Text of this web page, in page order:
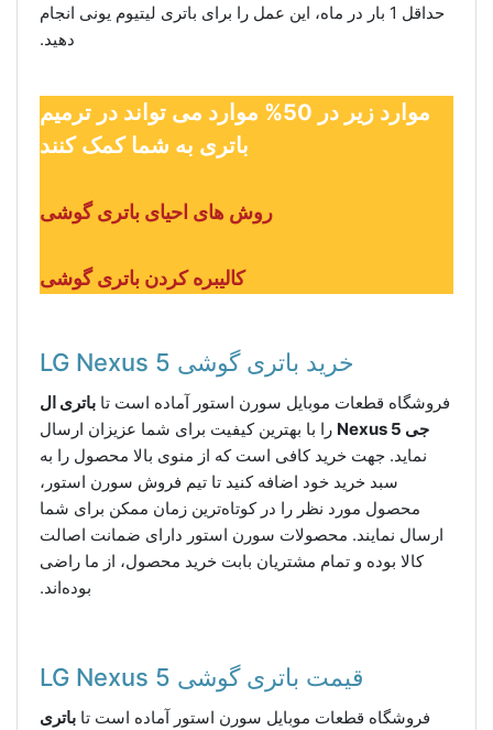
حداقل 1 بار در ماه، این عمل را برای باتری لیتیوم یونی انجام
دهید.
موارد زیر در 50% موارد می تواند در ترمیم
باتری به شما کمک کنند
روش های احیای باتری گوشی
کالیبره کردن باتری گوشی
خرید باتری گوشی LG Nexus 5
فروشگاه قطعات موبایل سورن استور آماده است تا باتری ال
جی Nexus 5
را با بهترین کیفیت برای شما عزیزان ارسال
نماید. جهت خرید کافی است که از منوی بالا محصول را به
سبد خرید خود اضافه کنید تا تیم فروش سورن استور،
محصول مورد نظر را در کوتاه‌ترین زمان ممکن برای شما
ارسال نمایند. محصولات سورن استور دارای ضمانت اصالت
کالا بوده و تمام مشتریان بابت خرید محصول، از ما راضی
بوده‌اند.
قیمت باتری گوشی LG Nexus 5
فروشگاه قطعات موبایل سورن استور آماده است تا باتری